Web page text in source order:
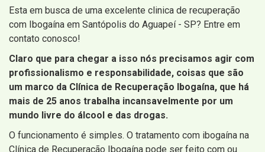
Esta em busca de uma excelente clinica de recuperação
com Ibogaína em Santópolis do Aguapeí - SP? Entre em
contato conosco!
Claro que para chegar a isso nós precisamos agir com
profissionalismo e responsabilidade, coisas que são
um marco da Clínica de Recuperação Ibogaína, que há
mais de 25 anos trabalha incansavelmente por um
mundo livre do álcool e das drogas.
O funcionamento é simples. O tratamento com ibogaína na
Clínica de Recuperação Ibogaína pode ser feito com ou